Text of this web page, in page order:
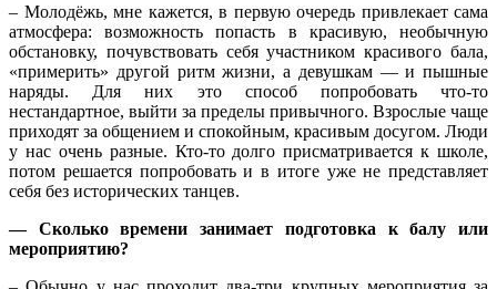
– Молодёжь, мне кажется, в первую очередь привлекает сама
атмосфера: возможность попасть в красивую, необычную
обстановку, почувствовать себя участником красивого бала,
«примерить» другой ритм жизни, а девушкам — и пышные
наряды. Для них это способ попробовать что-то
нестандартное, выйти за пределы привычного. Взрослые чаще
приходят за общением и спокойным, красивым досугом. Люди
у нас очень разные. Кто-то долго присматривается к школе,
потом решается попробовать и в итоге уже не представляет
себя без исторических танцев.
— Сколько времени занимает подготовка к балу или
мероприятию?